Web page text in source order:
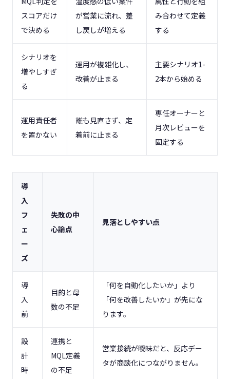
スコアだけ
で決める
が営業に流れ、差
し戻しが増える
み合わせて定義
する
シナリオを
増やしすぎ
る
運用が複雑化し、
改善が止まる
主要シナリオ1-
2本から始める
運用責任者
を置かない
誰も見直さず、定
着前に止まる
専任オーナーと
月次レビューを
固定する
導
入
フ
ェ
ー
ズ
失敗の中
心論点
見落としやすい点
導
入
前
目的と母
数の不足
「何を自動化したいか」より
「何を改善したいか」が先にな
ります。
設
計
時
連携と
MQL定義
の不足
営業接続が曖昧だと、反応デー
タが商談化につながりません。